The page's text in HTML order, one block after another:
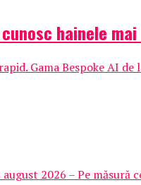
hainele
Gama Bespoke AI de
2026 – Pe măsură